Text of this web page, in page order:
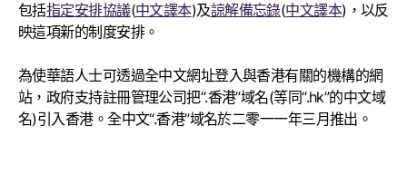
包括指定安排協議(中文譯本)及諒解備忘錄(中文譯本)，以反
映這項新的制度安排。
為使華語人士可透過全中文網址登入與香港有關的機構的網
站，政府支持註冊管理公司把“.香港”域名(等同“.hk”的中文域
名)引入香港。全中文“.香港”域名於二零一一年三月推出。